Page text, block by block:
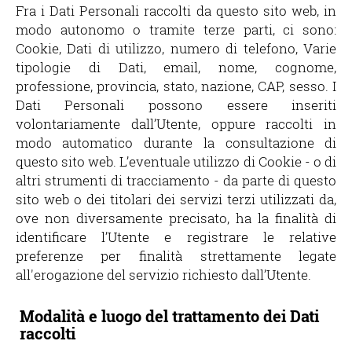
Fra i Dati Personali raccolti da questo sito web, in
modo autonomo o tramite terze parti, ci sono:
Cookie, Dati di utilizzo, numero di telefono, Varie
tipologie di Dati, email, nome, cognome,
professione, provincia, stato, nazione, CAP, sesso. I
Dati Personali possono essere inseriti
volontariamente dall’Utente, oppure raccolti in
modo automatico durante la consultazione di
questo sito web. L’eventuale utilizzo di Cookie - o di
altri strumenti di tracciamento - da parte di questo
sito web o dei titolari dei servizi terzi utilizzati da,
ove non diversamente precisato, ha la finalità di
identificare l’Utente e registrare le relative
preferenze per finalità strettamente legate
all'erogazione del servizio richiesto dall’Utente.
Modalità e luogo del trattamento dei Dati
raccolti